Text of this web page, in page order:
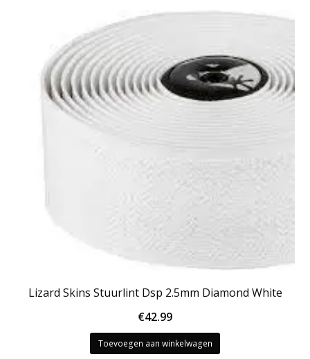
Lizard Skins Stuurlint Dsp 2.5mm Diamond White
€42.99
Toevoegen aan winkelwagen